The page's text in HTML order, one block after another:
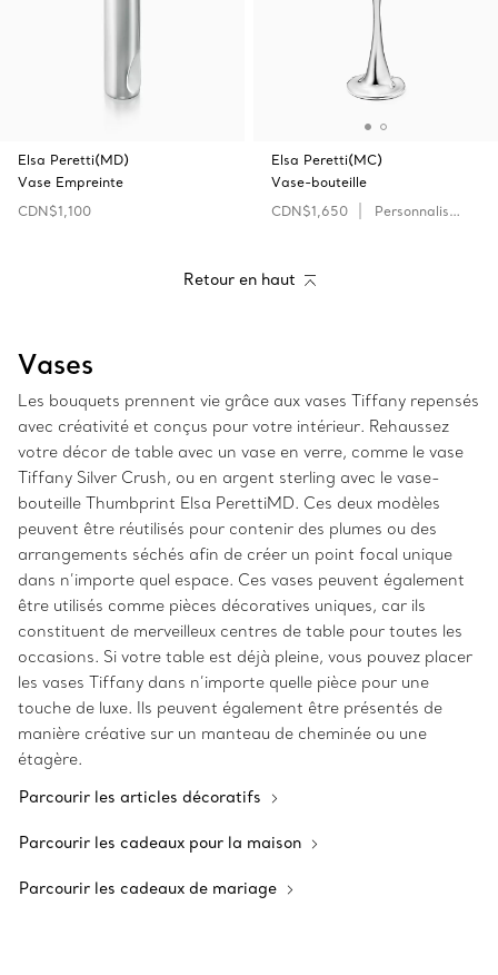
Elsa Peretti(MD)
Vase Empreinte
CDN$1,100
Elsa Peretti(MC)
Vase-bouteille
CDN$1,650
Personnaliser
Retour en haut
Vases
Les bouquets prennent vie grâce aux vases Tiffany repensés
avec créativité et conçus pour votre intérieur. Rehaussez
votre décor de table avec un vase en verre, comme le vase
Tiffany Silver Crush, ou en argent sterling avec le vase-
bouteille Thumbprint Elsa PerettiMD. Ces deux modèles
peuvent être réutilisés pour contenir des plumes ou des
arrangements séchés afin de créer un point focal unique
dans n’importe quel espace. Ces vases peuvent également
être utilisés comme pièces décoratives uniques, car ils
constituent de merveilleux centres de table pour toutes les
occasions. Si votre table est déjà pleine, vous pouvez placer
les vases Tiffany dans n’importe quelle pièce pour une
touche de luxe. Ils peuvent également être présentés de
manière créative sur un manteau de cheminée ou une
étagère.
Parcourir les articles décoratifs
Parcourir les cadeaux pour la maison
Parcourir les cadeaux de mariage